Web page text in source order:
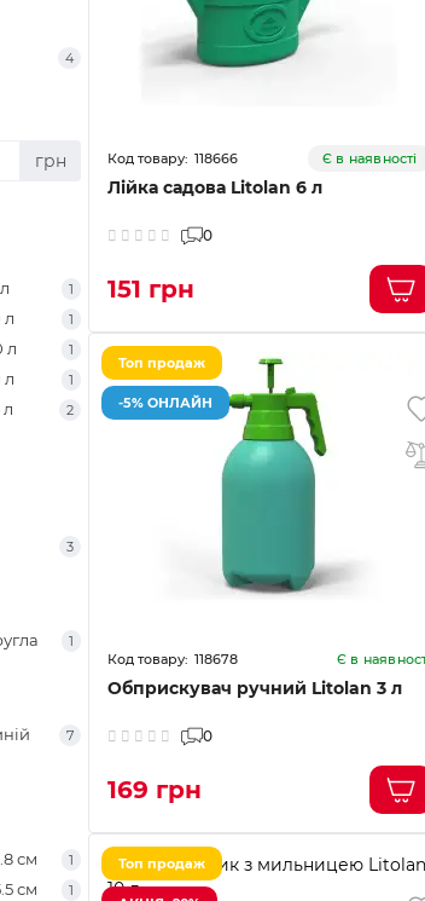
4
грн
1
л 1
л 1
л 1
л 2
3
1
7
см 1
см 1
118666 Є в наявності
Лійка садова Litolan 6 л
0
151 грн
Топ продаж
-5% ОНЛАЙН
118678 Є в
Обприскувач ручний Litolan 3 л
0
169 грн
Топ продаж